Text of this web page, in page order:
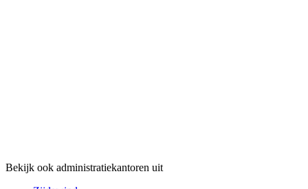
Bekijk ook administratiekantoren uit